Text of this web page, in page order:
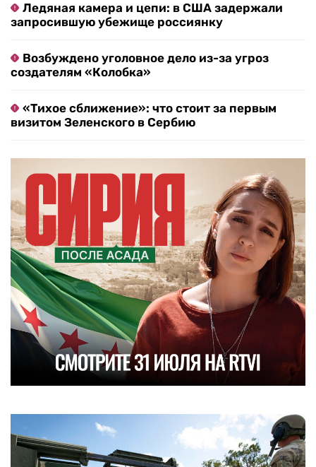
Ледяная камера и цепи: в США задержали
запросившую убежище россиянку
Возбуждено уголовное дело из-за угроз
создателям «Колобка»
«Тихое сближение»: что стоит за первым
визитом Зеленского в Сербию